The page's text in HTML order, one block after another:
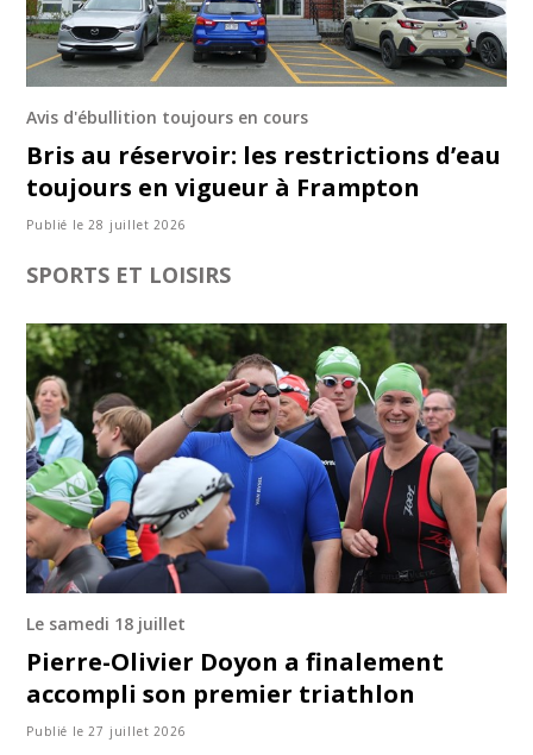
Avis d'ébullition toujours en cours
Bris au réservoir: les restrictions d’eau
toujours en vigueur à Frampton
Publié le 28 juillet 2026
SPORTS ET LOISIRS
Le samedi 18 juillet
Pierre-Olivier Doyon a finalement
accompli son premier triathlon
Publié le 27 juillet 2026